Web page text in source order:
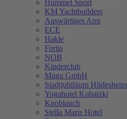
Hummel Sport
KM Yachtbuilders
Auswärtiges Amt
ECE
Hakle
Fortis
NOB
Kinderclub
Magu GmbH
Stadtjubiläum Hildesheim
Yogahotel Kubatzki
Knoblauch
Stella Maris Hotel